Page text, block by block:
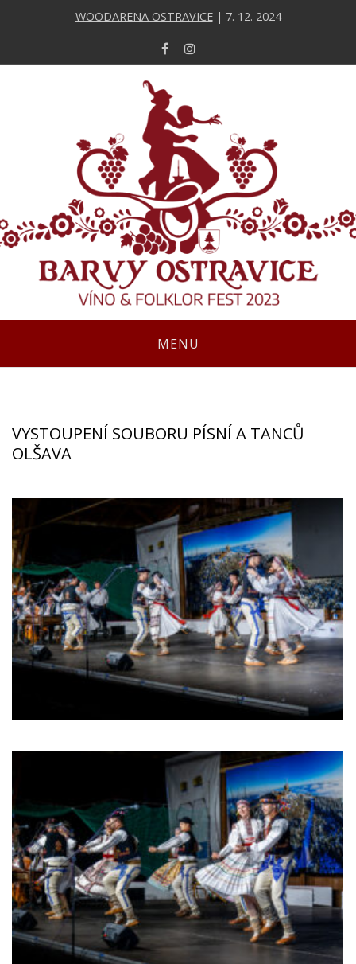
WOODARENA OSTRAVICE| 7. 12. 2024
MENU
VYSTOUPENÍ SOUBORU PÍSNÍ A TANCŮ
OLŠAVA